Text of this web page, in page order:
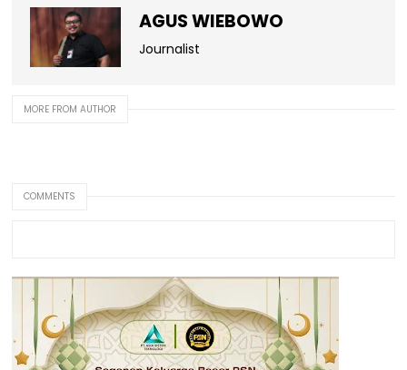
AGUS WIEBOWO
Journalist
MORE FROM AUTHOR
COMMENTS